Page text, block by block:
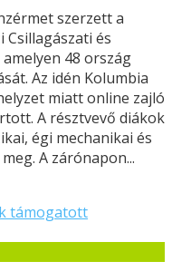
szerzett a
Csillagászati és
48 ország
Az idén Kolumbia
miatt online zajló
A résztvevő diákok
égi mechanikai és
A zárónapon...